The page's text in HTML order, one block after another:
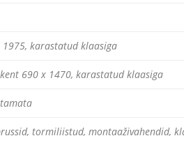
1975, karastatud klaasiga
690 x 1470, karastatud klaasiga
tormiliistud, montaaživahendid,